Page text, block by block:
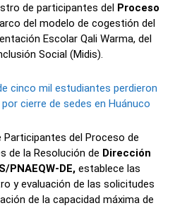
de participantes del
Proceso
del modelo de cogestión del
Escolar Qali Warma, del
Social (Midis).
cinco mil estudiantes perdieron
cierre de sedes en Huánuco
del Proceso de
de la Resolución de Dirección
PNAEQW-DE, establece las
y evaluación de las solicitudes
de la capacidad máxima de